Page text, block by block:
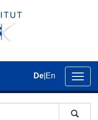
der
De En